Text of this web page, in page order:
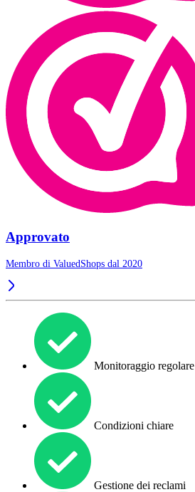
Approvato
Membro di ValuedShops dal 2020
Monitoraggio regolare
Condizioni chiare
Gestione dei reclami